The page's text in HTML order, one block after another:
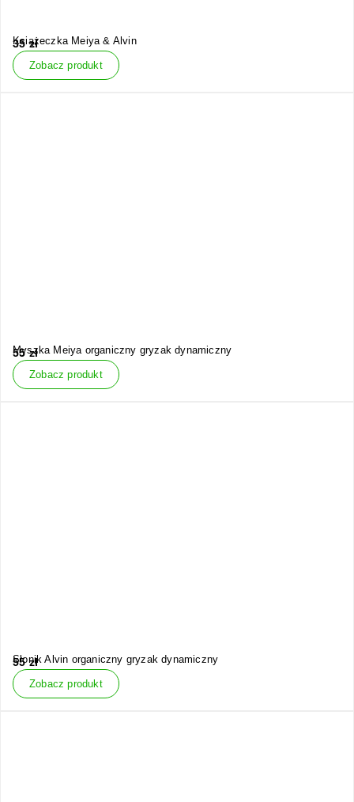
Książeczka Meiya & Alvin
35zł
Zobacz produkt
Myszka Meiya organiczny gryzak dynamiczny
55zł
Zobacz produkt
Słonik Alvin organiczny gryzak dynamiczny
55zł
Zobacz produkt